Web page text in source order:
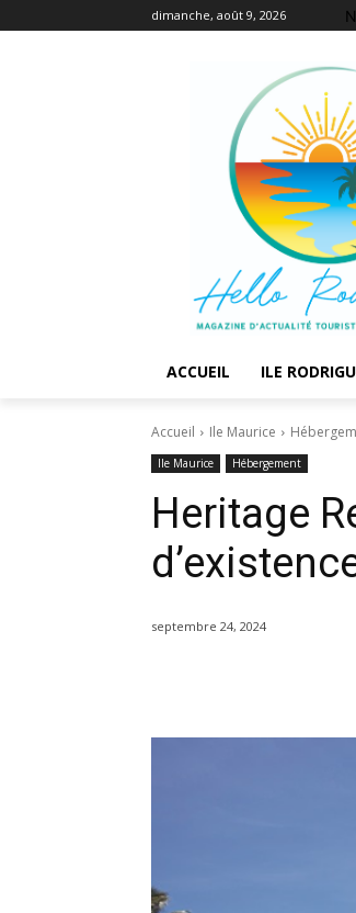
dimanche, août 9, 2026
ACCUEIL ILE
Accueil Ile Maurice
Ile Maurice Hébergement
Heritage
septembre 24, 2024